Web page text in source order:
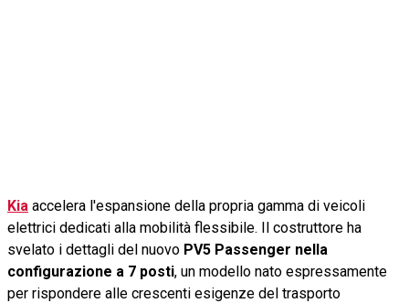
Kia accelera l'espansione della propria gamma di veicoli
elettrici dedicati alla mobilità flessibile. Il costruttore ha
svelato i dettagli del nuovo PV5 Passenger nella
configurazione a 7 posti, un modello nato espressamente
per rispondere alle crescenti esigenze del trasporto